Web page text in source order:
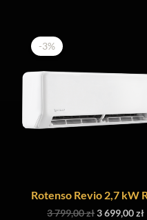
-3%
Rotenso Revio 2,7 kW
3 799,00zł3 699,00zł